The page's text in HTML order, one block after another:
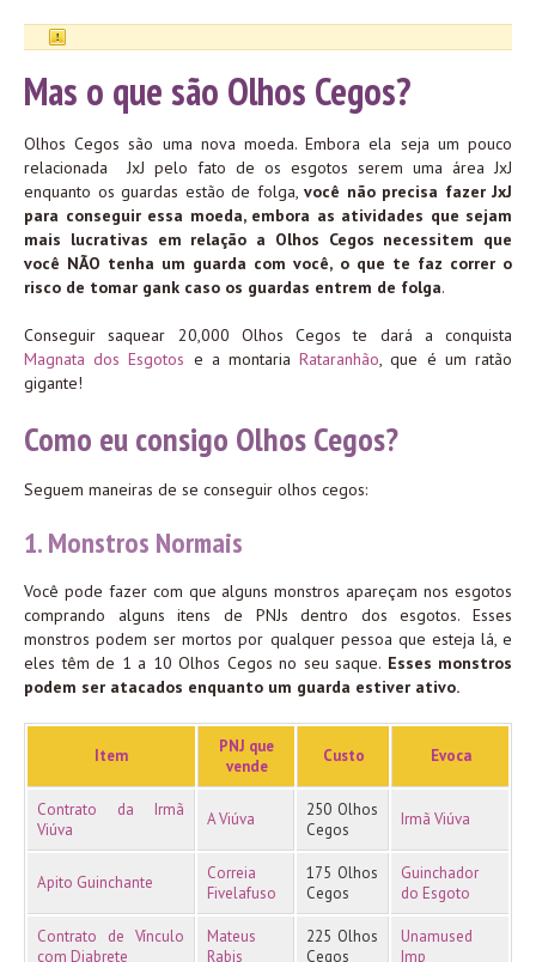
Mas o que são Olhos Cegos?
Olhos Cegos são uma nova moeda. Embora ela seja um pouco
relacionada JxJ pelo fato de os esgotos serem uma área JxJ
enquanto os guardas estão de folga, você não precisa fazer JxJ
para conseguir essa moeda, embora as atividades que sejam
mais lucrativas em relação a Olhos Cegos necessitem que
você NÃO tenha um guarda com você, o que te faz correr o
risco de tomar gank caso os guardas entrem de folga.
Conseguir saquear 20,000 Olhos Cegos te dará a conquista
Magnata dos Esgotos e a montariaRataranhão, que é um ratão
gigante!
Como eu consigo Olhos Cegos?
Seguem maneiras de se conseguir olhos cegos:
1. Monstros Normais
Você pode fazer com que alguns monstros apareçam nos esgotos
comprando alguns itens de PNJs dentro dos esgotos. Esses
monstros podem ser mortos por qualquer pessoa que esteja lá, e
eles têm de 1 a 10 Olhos Cegos no seu saque. Esses monstros
podem ser atacados enquanto um guarda estiver ativo.
Item
PNJ que
vende
Custo Evoca
Contrato da Irmã
Viúva
A Viúva
250 Olhos
Cegos
Irmã Viúva
Apito Guinchante
Correia
Fivelafuso
175 Olhos
Cegos
Guinchador
do Esgoto
Contrato de Vínculo
com Diabrete
Mateus
Rabis
225 Olhos
Cegos
Unamused
Imp